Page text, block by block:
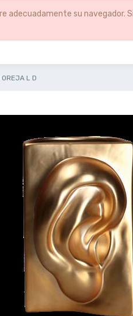
adecuadamente su navegador.
OREJA L D